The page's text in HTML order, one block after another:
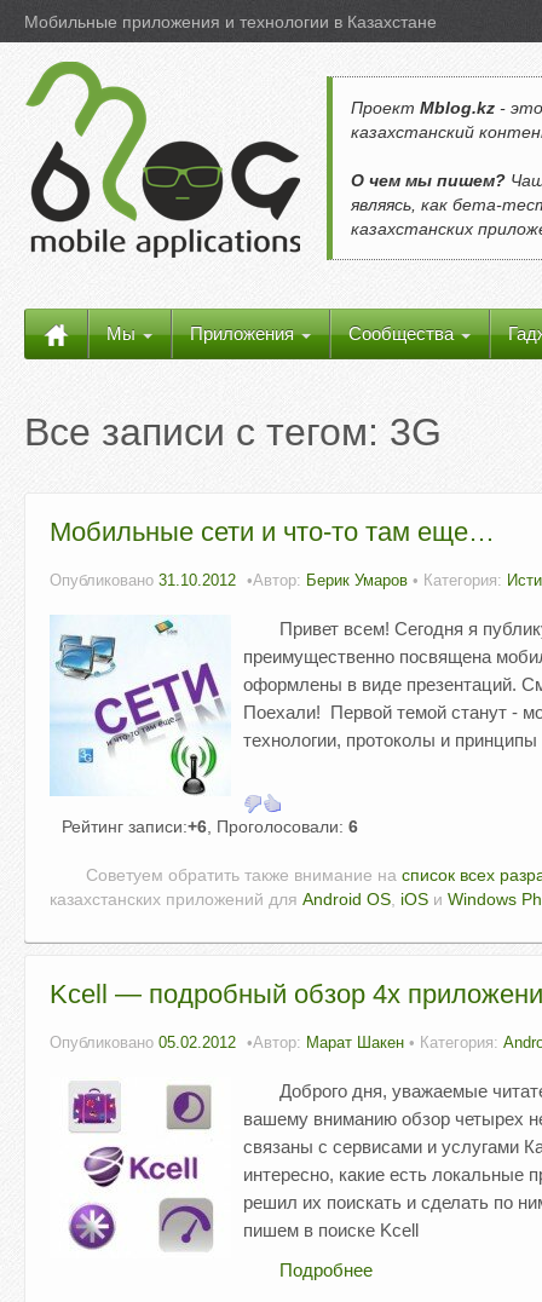
Мобильные приложения и технологии в Казахстане
Проект Mblog.kz -
казахстанский
О чем мы пишем?
являясь, как бета-
казахстанских
Мы Приложения Сообщества
Все записи с тегом: 3G
Мобильные сети и что-то там еще…
Опубликовано 31.10.2012 Автор: Берик Умаров • Категория:
Привет всем! Сегодня я
преимущественно посвящена
оформлены в виде презентаций.
Поехали! Первой темой станут -
технологии, протоколы и
Рейтинг записи:+6 , Проголосовали: 6
Советуем обратить также внимание на список всех
казахстанских приложений для Android OS iOS и Windows
Kcell — подробный обзор 4х
Опубликовано 05.02.2012 Автор: Марат Шакен • Категория:
Доброго дня, уважаемые
вашему вниманию обзор четырех
связаны с сервисами и услугами
интересно, какие есть локальные
решил их поискать и сделать по
пишем в поиске Kcell
Подробнее